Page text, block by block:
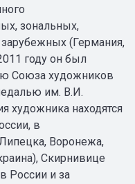
зональных,
(Германия,
году он был
Союза художников
им. В.И.
художника находятся
в
Воронежа,
Скирнивице
России и за